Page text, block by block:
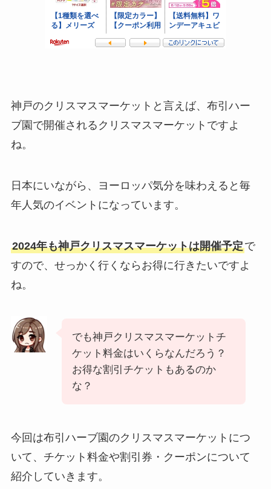
神戸のクリスマスマーケットと言えば、布引ハー
ブ園で開催されるクリスマスマーケットですよ
ね。
日本にいながら、ヨーロッパ気分を味わえると毎
年人気のイベントになっています。
2024年も神戸クリスマスマーケットは開催予定で
すので、せっかく行くならお得に行きたいですよ
ね。
でも神戸クリスマスマーケットチ
ケット料金はいくらなんだろう？
お得な割引チケットもあるのか
な？
今回は布引ハーブ園のクリスマスマーケットにつ
いて、チケット料金や割引券・クーポンについて
紹介していきます。